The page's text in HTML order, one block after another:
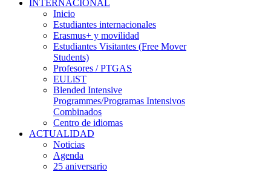
INTERNACIONAL
Inicio
Estudiantes internacionales
Erasmus+ y movilidad
Estudiantes Visitantes (Free Mover
Students)
Profesores / PTGAS
EULiST
Blended Intensive
Programmes/Programas Intensivos
Combinados
Centro de idiomas
ACTUALIDAD
Noticias
Agenda
25 aniversario